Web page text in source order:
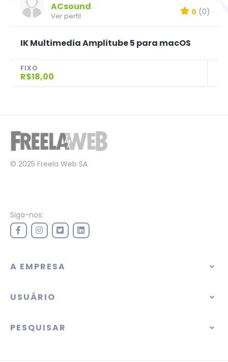
ACsound
Ver perfil 0 (0)
IK Multimedia Amplitube 5 para macOS
FIXO
R$18,00
© 2025 Freela Web SA
Siga-nos:
A EMPRESA
USUÁRIO
PESQUISAR